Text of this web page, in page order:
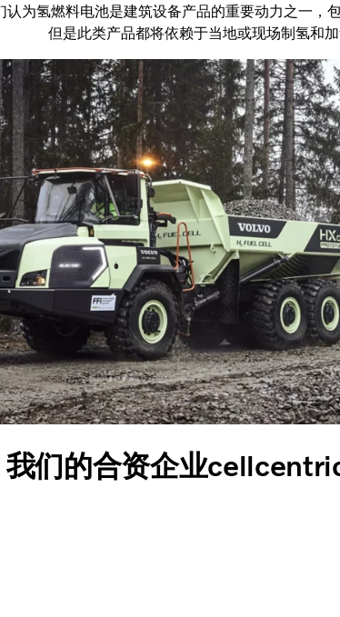
为氢燃料电池是建筑设备产品的重要动力之一，
但是此类产品都将依赖于当地或现场制氢和加
我们的合资企业